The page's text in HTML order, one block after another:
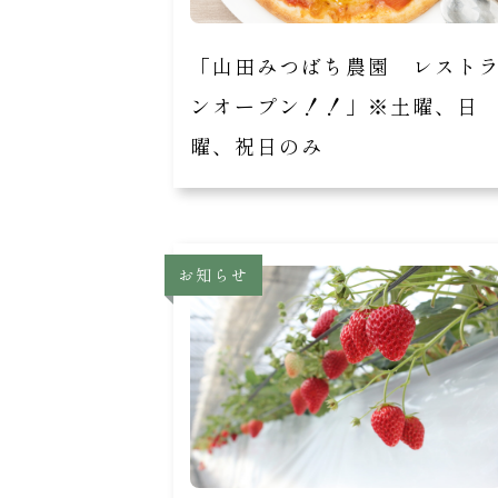
「山田みつばち農園 レスト
ンオープン！！」※土曜、日
曜、祝日のみ
お知らせ